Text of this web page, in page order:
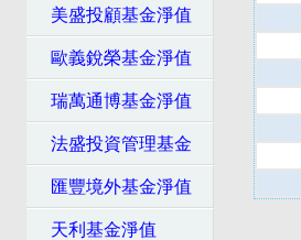
美盛投顧基金淨值
歐義銳榮基金淨值
瑞萬通博基金淨值
法盛投資管理基金
匯豐境外基金淨值
天利基金淨值